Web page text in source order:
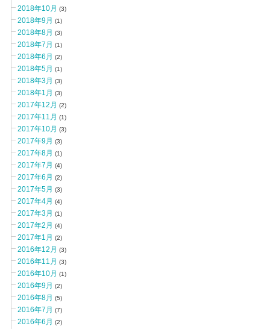
2018年10月 (3)
2018年9月 (1)
2018年8月 (3)
2018年7月 (1)
2018年6月 (2)
2018年5月 (1)
2018年3月 (3)
2018年1月 (3)
2017年12月 (2)
2017年11月 (1)
2017年10月 (3)
2017年9月 (3)
2017年8月 (1)
2017年7月 (4)
2017年6月 (2)
2017年5月 (3)
2017年4月 (4)
2017年3月 (1)
2017年2月 (4)
2017年1月 (2)
2016年12月 (3)
2016年11月 (3)
2016年10月 (1)
2016年9月 (2)
2016年8月 (5)
2016年7月 (7)
2016年6月 (2)